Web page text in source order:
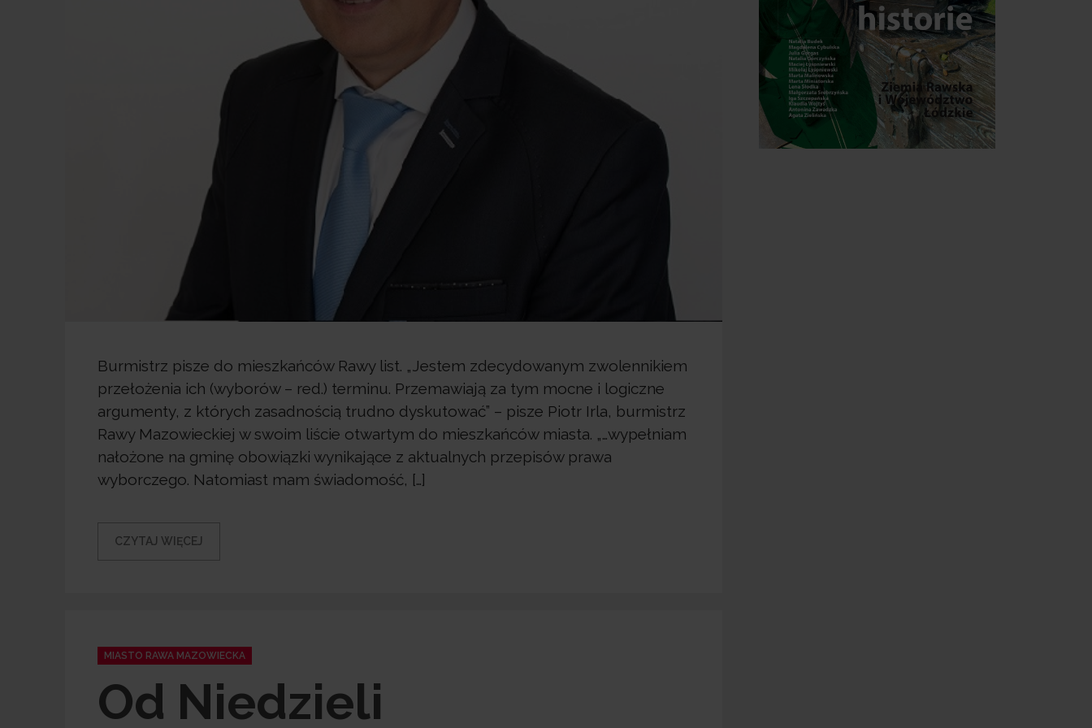
Burmistrz pisze do mieszkańców Rawy list. „Jestem zdecydowanym zwolennikiem
przełożenia ich (wyborów – red.) terminu. Przemawiają za tym mocne i logiczne
argumenty, z których zasadnością trudno dyskutować” – pisze Piotr Irla, burmistrz
Rawy Mazowieckiej w swoim liście otwartym do mieszkańców miasta. „…wypełniam
nałożone na gminę obowiązki wynikające z aktualnych przepisów prawa
wyborczego. Natomiast mam świadomość, […]
CZYTAJ WIĘCEJ
Categories
MIASTO RAWA MAZOWIECKA
Od Niedzieli